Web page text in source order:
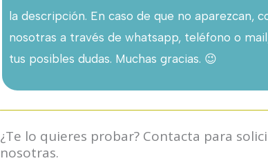
la descripción. En caso de que no aparezcan,
nosotras a través de whatsapp, teléfono o
tus posibles dudas. Muchas gracias. 😉
¿Te lo quieres probar? Contacta para
nosotras.